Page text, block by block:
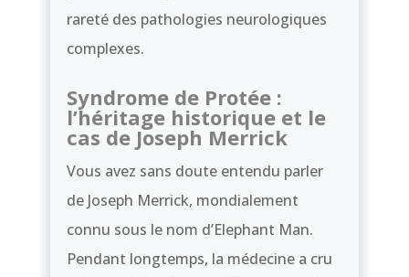
rareté des pathologies neurologiques
complexes.
Syndrome de Protée :
l’héritage historique et le
cas de Joseph Merrick
Vous avez sans doute entendu parler
de Joseph Merrick, mondialement
connu sous le nom d’Elephant Man.
Pendant longtemps, la médecine a cru